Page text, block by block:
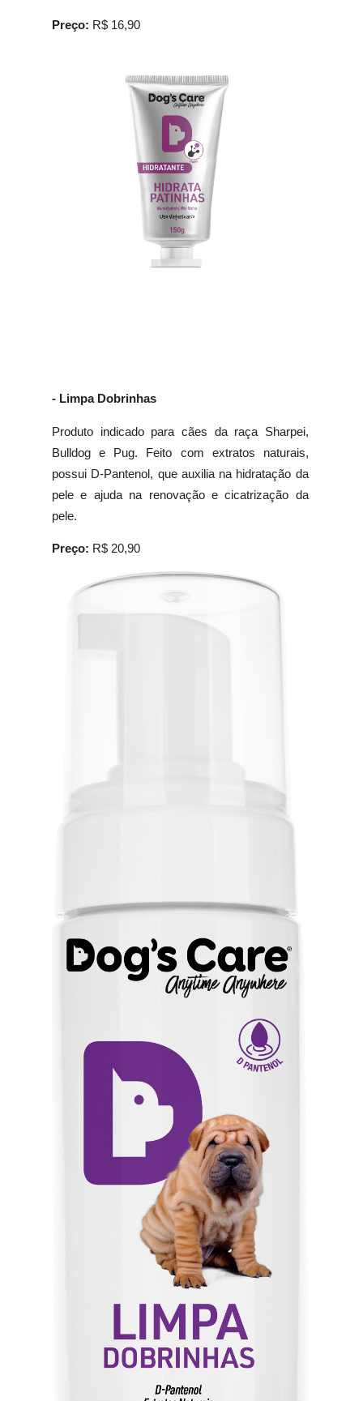
Preço: R$ 16,90
- Limpa Dobrinhas
Produto indicado para cães da raça Sharpei,
Bulldog e Pug. Feito com extratos naturais,
possui D-Pantenol, que auxilia na hidratação da
pele e ajuda na renovação e cicatrização da
pele.
Preço: R$ 20,90